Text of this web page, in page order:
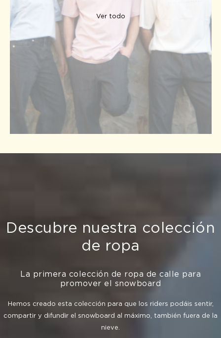
Ver todo
Descubre nuestra colección
de ropa
La primera colección de ropa de calle para
promover el snowboard
Hemos creado esta colección para que los riders podáis sentir,
compartir y difundir el snowboard al máximo, también fuera de la
nieve.